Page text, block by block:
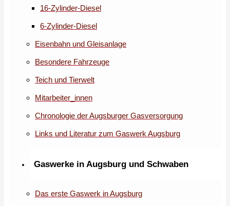
16-Zylinder-Diesel
6-Zylinder-Diesel
Eisenbahn und Gleisanlage
Besondere Fahrzeuge
Teich und Tierwelt
Mitarbeiter_innen
Chronologie der Augsburger Gasversorgung
Links und Literatur zum Gaswerk Augsburg
Gaswerke in Augsburg und Schwaben
Das erste Gaswerk in Augsburg